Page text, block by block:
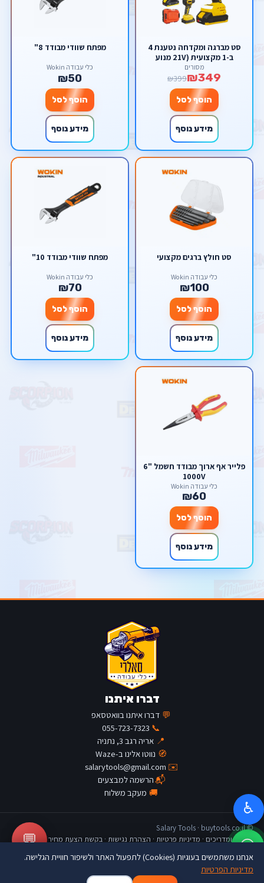
סט מברגה ומקדחה נטענת 4
ב-1 מקצועית (21V מנוע
Brushless) – פוטר מתחלף
וראשים לזוויות קשות מבית
סקורפיון
מסורים
₪349
₪399
הוסף לסל
מידע נוסף
מפתח שוודי מבודד 8"
כלי עבודה Wokin
₪50
הוסף לסל
מידע נוסף
סט חולץ ברגים מקצועי
כלי עבודה Wokin
₪100
הוסף לסל
מידע נוסף
מפתח שוודי מבודד 10"
כלי עבודה Wokin
₪70
הוסף לסל
מידע נוסף
פלייר אף ארוך מבודד חשמל "6
1000V
כלי עבודה Wokin
₪60
הוסף לסל
מידע נוסף
דברו איתנו
💬 דברו איתנו בוואטסאפ
📞
055-723-7323
📍 אריה רגב 3, נתניה
🧭 נווטו אלינו ב-Waze
✉️
salarytools@gmail.com
📬הרשמה למבצעים
🚚 מעקב משלוח
© Salary Tools · buytools.co.il
כתבות ומדריכים · מדיניות פרטיות · הצהרת נגישות · בקשת הצעת מחיר 💬
♿
אנחנו משתמשים בעוגיות (Cookies) לתפעול האתר ולשיפור חוויית הגלישה.
מדיניות הפרטיות